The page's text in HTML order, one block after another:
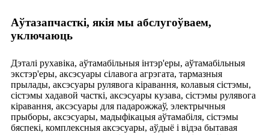
Аўтазапчасткі, якія мы абслугоўваем,
уключаюць
Дэталі рухавіка, аўтамабільныя інтэр'еры, аўтамабільныя
экстэр'еры, аксэсуары сілавога агрэгата, тармазныя
прылады, аксэсуары рулявога кіравання, колавыя сістэмы,
сістэмы хадавой часткі, аксэсуары кузава, сістэмы рулявога
кіравання, аксэсуары для падарожжаў, электрычныя
прыборы, аксэсуары, мадыфікацыя аўтамабіля, сістэмы
бяспекі, комплексныя аксэсуары, аўдыё і відэа бытавая